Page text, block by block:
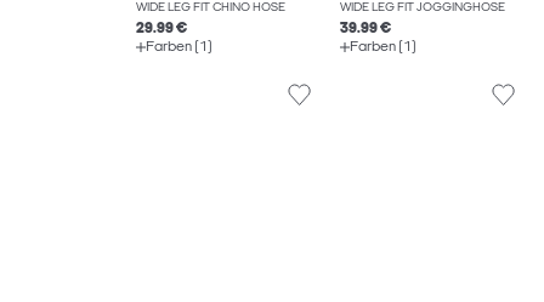
WIDE LEG FIT CHINO HOSE
29.99 €
Farben (1)
WIDE LEG FIT JOGGINGHOSE
39.99 €
Farben (1)